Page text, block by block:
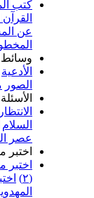
كتب
المسائل المهدويّة
المكتبة
متعددة
الزيارات
مقاطع مهدوية
والأجوبة
والمنتظرون
السفراء
مدعو
معلوماتك
معلوماتك
اختبر معلوماتك
اختبر